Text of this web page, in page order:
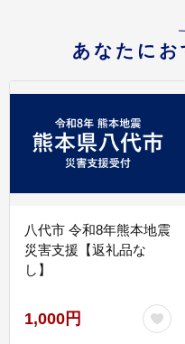
あなたに
八代市 令和8年熊本地震
災害支援【返礼品な
し】
1,000円